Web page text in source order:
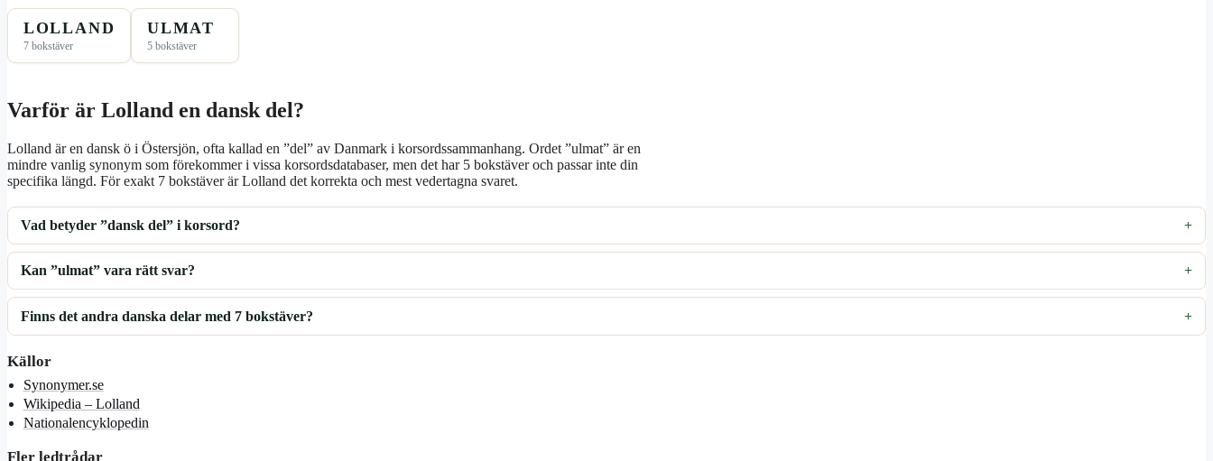
LOLLAND
7 bokstäver
ULMAT
5 bokstäver
Varför är Lolland en dansk del?
Lolland är en dansk ö i Östersjön, ofta kallad en ”del” av Danmark i korsordssammanhang. Ordet ”ulmat” är en
mindre vanlig synonym som förekommer i vissa korsordsdatabaser, men det har 5 bokstäver och passar inte din
specifika längd. För exakt 7 bokstäver är Lolland det korrekta och mest vedertagna svaret.
Vad betyder ”dansk del” i korsord?
Kan ”ulmat” vara rätt svar?
Finns det andra danska delar med 7 bokstäver?
Källor
Synonymer.se
Wikipedia – Lolland
Nationalencyklopedin
Fler ledtrådar